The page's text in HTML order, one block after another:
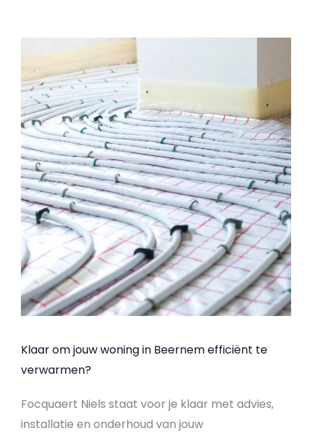
Klaar om jouw woning in Beernem efficiënt te
verwarmen?
Focquaert Niels staat voor je klaar met advies,
installatie en onderhoud van jouw